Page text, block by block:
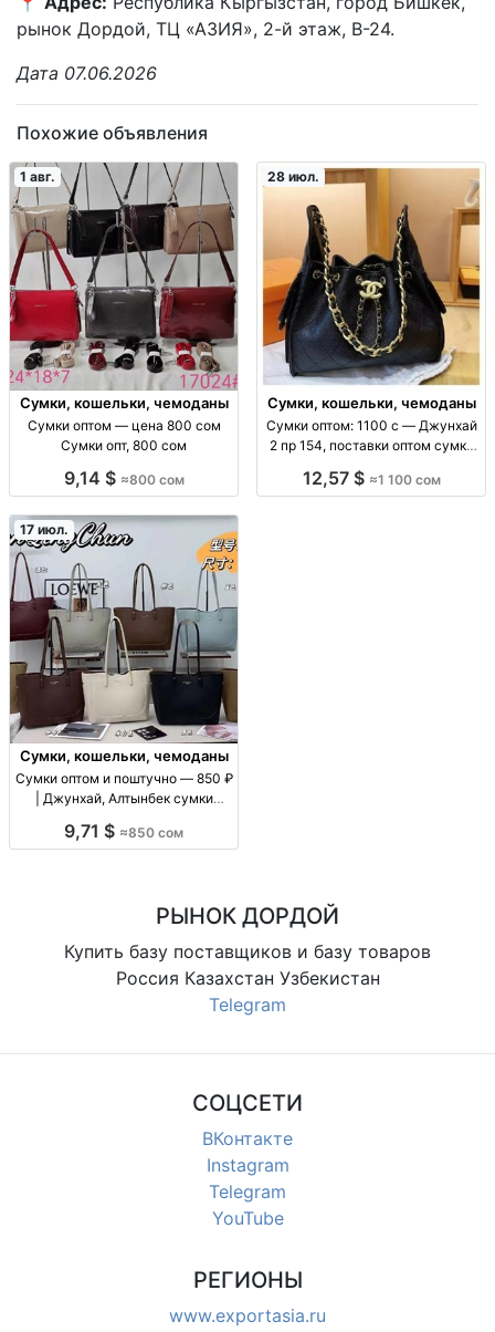
рынок Дордой, ТЦ «АЗИЯ», 2-й этаж, В-24.
Дата 07.06.2026
Похожие объявления
1 авг.
Сумки, кошельки, чемоданы
Сумки оптом — цена 800 сом
Сумки опт, 800 сом
9,14 $ ≈800 сом
28 июл.
Сумки, кошельки, чемоданы
Сумки оптом: 1100 с — Джунхай
2 пр 154, поставки оптом сумки
154»), цена 1100 с, поставки для
12,57 $ ≈1 100 сом
17 июл.
Сумки, кошельки, чемоданы
Сумки оптом и поштучно — 850 ₽
| Джунхай, Алтынбек сумки
по модели, повседневные, для
9,71 $ ≈850 сом
РЫНОК ДОРДОЙ
Купить базу поставщиков и базу товаров
Россия Казахстан Узбекистан
Telegram
СОЦСЕТИ
ВКонтакте
Instagram
Telegram
YouTube
РЕГИОНЫ
www.exportasia.ru